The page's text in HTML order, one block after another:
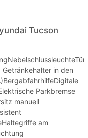
Tucson
in den
Parkbremse
manuell
am